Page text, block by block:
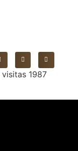
visitas 1987